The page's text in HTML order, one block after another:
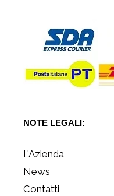
NOTE LEGALI:
L’Azienda
News
Contatti